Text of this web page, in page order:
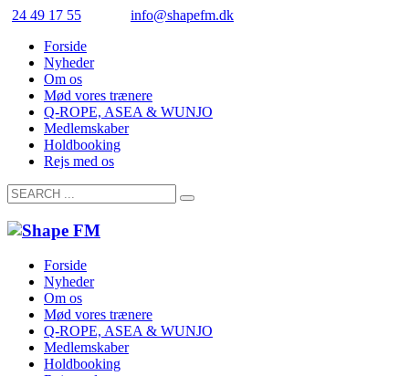
24 49 17 55
info@shapefm.dk
Forside
Nyheder
Om os
Mød vores trænere
Q-ROPE, ASEA & WUNJO
Medlemskaber
Holdbooking
Rejs med os
Forside
Nyheder
Om os
Mød vores trænere
Q-ROPE, ASEA & WUNJO
Medlemskaber
Holdbooking